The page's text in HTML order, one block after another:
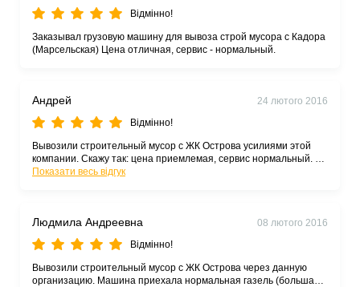
Відмінно!
Заказывал грузовую машину для вывоза строй мусора с Кадора
(Марсельская) Цена отличная, сервис - нормальный.
Андрей
24 лютого 2016
Відмінно!
Вывозили строительный мусор с ЖК Острова усилиями этой
компании. Скажу так: цена приемлемая, сервис нормальный. На
поселке дешевле машины не нашел.
Показати весь відгук
Людмила Андреевна
08 лютого 2016
Відмінно!
Вывозили строительный мусор с ЖК Острова через данную
организацию. Машина приехала нормальная газель (большая)